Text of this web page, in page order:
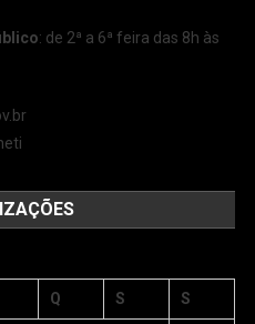
: de 2ª a 6ª feira das 8h às
Q S S